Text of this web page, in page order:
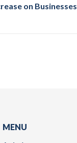
on Businesses
MENU